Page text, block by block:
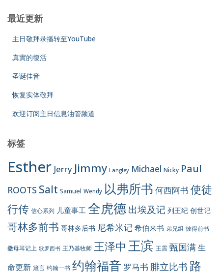
最近更新
主日敬拜录播转至YouTube
真實的復活
圣诞佳音
恢复实体敬拜
欢迎订阅主日信息油管频道
标签
Esther Jerry Jimmy Langley Michael Nicky Paul
ROOTS Salt Samuel Wendy 以弗所书 何西阿书 使徒
行传 信心系列 儿童事工 全虎德出埃及记 列王纪 创世记
哥林多前书 哥林多后书 尼希米记 希伯来书 弟兄组 彼得前书
撒母耳记上 歌罗西书 王乃基牧师 王泽中 王滨 王震 甄国满生
命更新 箴言 约翰一书 约翰福音 罗马书 腓立比书 路